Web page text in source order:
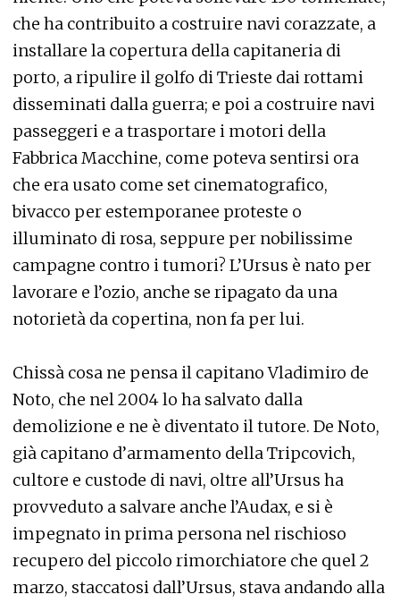
che ha contribuito a costruire navi corazzate, a
installare la copertura della capitaneria di
porto, a ripulire il golfo di Trieste dai rottami
disseminati dalla guerra; e poi a costruire navi
passeggeri e a trasportare i motori della
Fabbrica Macchine, come poteva sentirsi ora
che era usato come set cinematografico,
bivacco per estemporanee proteste o
illuminato di rosa, seppure per nobilissime
campagne contro i tumori? L’Ursus è nato per
lavorare e l’ozio, anche se ripagato da una
notorietà da copertina, non fa per lui.
Chissà cosa ne pensa il capitano Vladimiro de
Noto, che nel 2004 lo ha salvato dalla
demolizione e ne è diventato il tutore. De Noto,
già capitano d’armamento della Tripcovich,
cultore e custode di navi, oltre all’Ursus ha
provveduto a salvare anche l’Audax, e si è
impegnato in prima persona nel rischioso
recupero del piccolo rimorchiatore che quel 2
marzo, staccatosi dall’Ursus, stava andando alla